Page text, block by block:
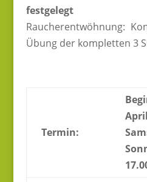
festgelegt
Raucherentwöhnung:
Übung der kompletten 3
Termin: